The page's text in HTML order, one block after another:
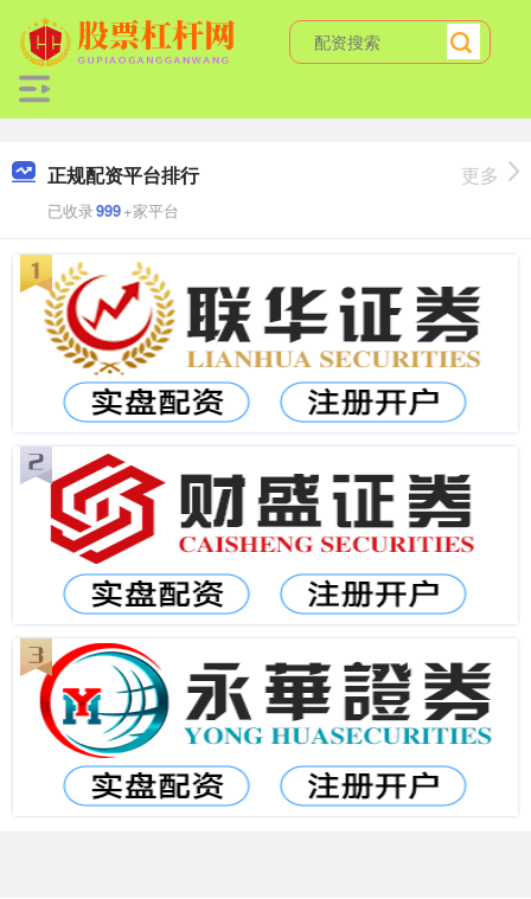
正规配资平台排行
已收录999+家平台
更多